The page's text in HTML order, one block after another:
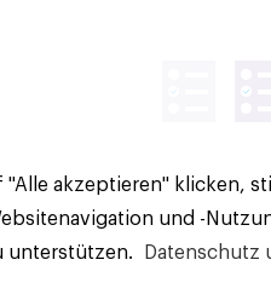
"Alle akzeptieren" klicken,
und -
unterstützen.
Datenschutz